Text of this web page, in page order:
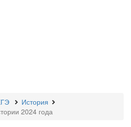
История
2024 года